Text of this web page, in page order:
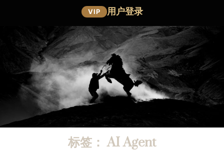
VIP 用户登录
标签：AI Agent